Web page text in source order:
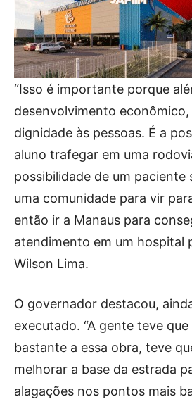
“Isso é importante porque
desenvolvimento
dignidade às pessoas. É a
aluno trafegar em uma
possibilidade de um paciente
uma comunidade para vir
então ir a Manaus para
atendimento em um hospital
Wilson Lima.
O governador destacou,
executado. “A gente teve
bastante a essa obra, teve
melhorar a base da estrada
alagações nos pontos mais